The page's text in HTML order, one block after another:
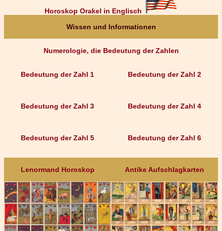
Horoskop Orakel in Englisch
Wissen und Informationen
Numerologie, die Bedeutung der Zahlen
Bedeutung der Zahl 1
Bedeutung der Zahl 3
Bedeutung der Zahl 5
Bedeutung der Zahl 2
Bedeutung der Zahl 4
Bedeutung der Zahl 6
Lenormand Horoskop Antike Aufschlagkarten